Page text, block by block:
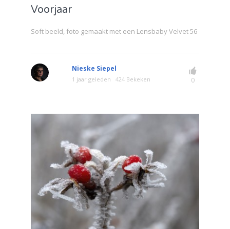
Voorjaar
Soft beeld, foto gemaakt met een Lensbaby Velvet 56
Nieske Siepel
1 jaar geleden 424 Bekeken 0